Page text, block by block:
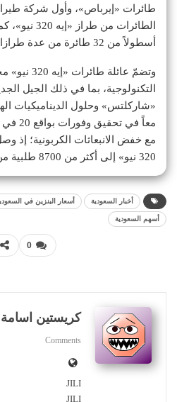
طائرات «إيرباص»، وأول شركة
الطائرات من
أسطولاً من 32 طائرة من عدة طرازات من «إيرباص».
وتضمّ عائلة
التكنولوجية، بما في ذلك الجيل
«شاركلتس» وحلول الديناميكيات
معاً في
مع خفض الانبعاثات الكربونية؛ إذ
320 نيو» إلى أكثر من 8700 طلبية من 136 شركة.
أخبار السعودية أسعار البنزين في
أسهم السعودية
0
كريستين اسامة
Comments
JILI
JILI